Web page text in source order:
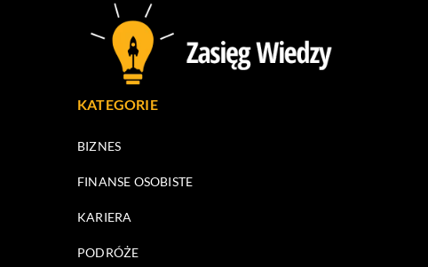
KATEGORIE
BIZNES
FINANSE OSOBISTE
KARIERA
PODRÓŻE